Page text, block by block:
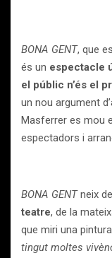
BONA GENT, que
és un espectacle
el públic n’és el
un nou argument
Masferrer es mou
espectadors i
BONA GENTneix
teatre, de la
que miri una
tingut moltes